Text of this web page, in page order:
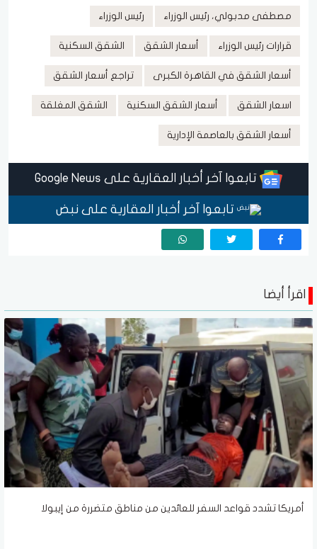
مصطفى مدبولي، رئيس الوزراء رئيس الوزراء
قرارات رئيس الوزراء أسعار الشقق الشقق السكنية
أسعار الشقق في القاهرة الكبرى تراجع أسعار الشقق
اسعار الشقق أسعار الشقق السكنية الشقق المغلقة
أسعار الشقق بالعاصمة الإدارية
تابعوا آخر أخبار العقارية على Google News
تابعوا آخر أخبار العقارية على نبض
اقرأ أيضا
أمريكا تشدد قواعد السفر للعائدين من مناطق متضررة من إيبولا